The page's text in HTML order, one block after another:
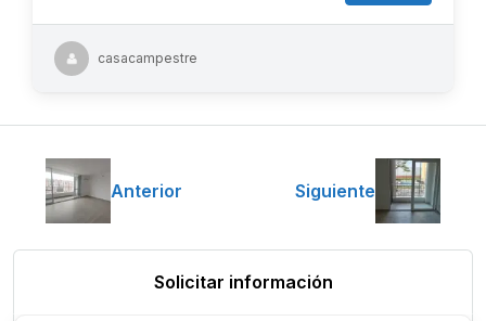
casacampestre
Anterior Siguiente
Solicitar información